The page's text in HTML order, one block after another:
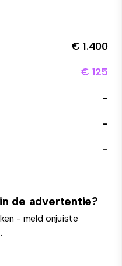
€ 1.400
€ 125
-
-
-
de advertentie?
- meld onjuiste